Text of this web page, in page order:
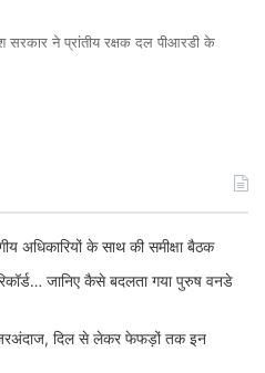
ने प्रांतीय रक्षक दल पीआरडी के
अधिकारियों के साथ की समीक्षा बैठक
जानिए कैसे बदलता गया पुरुष वनडे
दिल से लेकर फेफड़ों तक इन